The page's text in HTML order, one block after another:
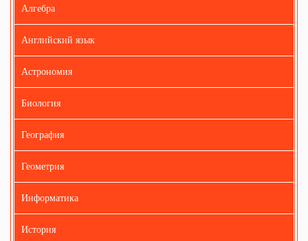
Алгебра
Английский язык
Астрономия
Биология
География
Геометрия
Информатика
История